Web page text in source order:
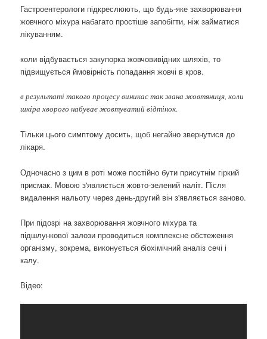
Гастроентерологи підкреслюють, що будь-яке захворювання
жовчного міхура набагато простіше запобігти, ніж займатися
лікуванням.
коли відбувається закупорка жовчовивідних шляхів, то
підвищується ймовірність попадання жовчі в кров.
в результаті такого процесу виникає так звана жовтяниця, коли
шкіра хворого набуває жовтуватий відтінок.
Тільки цього симптому досить, щоб негайно звернутися до
лікаря.
Одночасно з цим в роті може постійно бути присутнім гіркий
присмак. Мовою з'являється жовто-зелений наліт. Після
видалення нальоту через день-другий він з'являється заново.
При підозрі на захворювання жовчного міхура та
підшлункової залози проводиться комплексне обстеження
організму, зокрема, виконується біохімічний аналіз сечі і
калу.
Відео: